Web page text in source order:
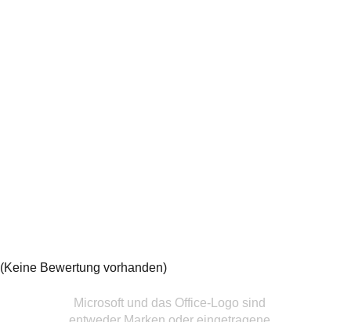
(Keine Bewertung vorhanden)
Microsoft und das Office-Logo sind